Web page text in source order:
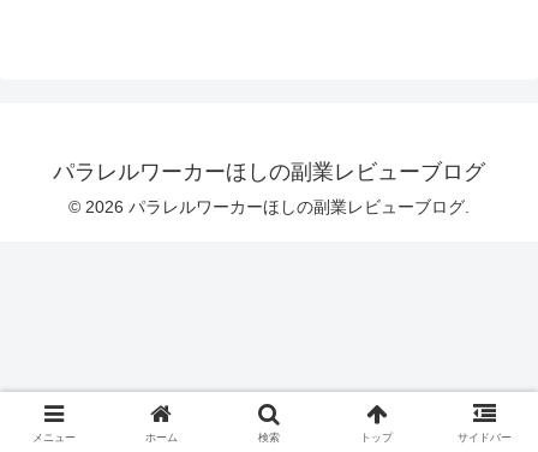
パラレルワーカーほしの副業レビューブログ
© 2026 パラレルワーカーほしの副業レビューブログ.
メニュー ホーム 検索 トップ サイドバー